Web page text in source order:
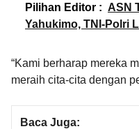
Pilihan Editor : ASN
Yahukimo, TNI-Polri
“Kami berharap mereka
meraih cita-cita dengan
Baca Juga: